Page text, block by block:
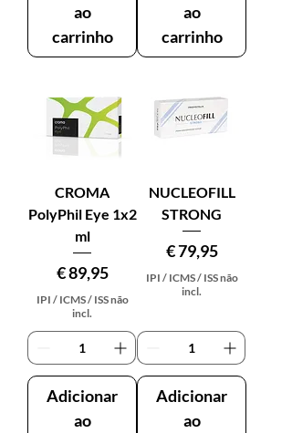
ao
carrinho
ao
carrinho
CROMA
PolyPhil Eye 1x2
ml
Preço
€ 89,95
IPI / ICMS / ISS não
incl.
Adicionar
ao
NUCLEOFILL
STRONG
Preço
€ 79,95
IPI / ICMS / ISS não
incl.
Adicionar
ao